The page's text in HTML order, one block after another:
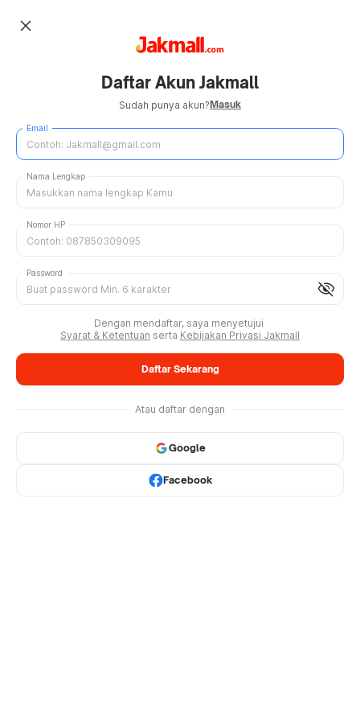
close
Daftar Akun Jakmall
Sudah punya akun?Masuk
Email
Nama Lengkap
Nomor HP
visibility_off
Password
Dengan mendaftar, saya menyetujui
Syarat & Ketentuan serta Kebijakan Privasi Jakmall
Daftar Sekarang
Atau daftar dengan
Google
Facebook